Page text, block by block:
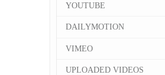
YOUTUBE
DAILYMOTION
VIMEO
UPLOADED VIDEOS